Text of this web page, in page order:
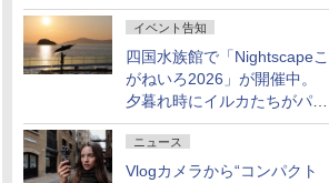
イベント告知
四国水族館で「Nightscapeこ
がねいろ2026」が開催中。
夕暮れ時にイルカたちがパフ
ォーマンスを繰り広げる
ニュース
Vlogカメラから“コンパクト